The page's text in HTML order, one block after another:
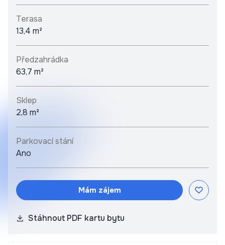
Terasa
13,4 m²
Předzahrádka
63,7 m²
Sklep
2,8 m²
Parkovací stání
Ano
Mám zájem
Stáhnout PDF kartu bytu